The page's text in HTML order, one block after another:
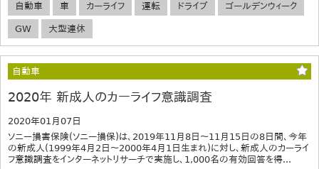
自動車 車 カーライフ 運転 ドライブ ゴールデンウィーク
GW 大型連休
自動車
2020年 新成人のカーライフ意識調査
2020年01月07日
ソニー損害保険(ソニー損保)は、2019年11月8日〜11月15日の8日間、今年
の新成人(1999年4月2日〜2000年4月1日生まれ)に対し、新成人のカーライ
フ意識調査をインターネットリサーチで実施し、1,000名の有効回答を得...